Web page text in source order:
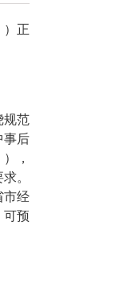
正
规范
事后
，
。
市经
预